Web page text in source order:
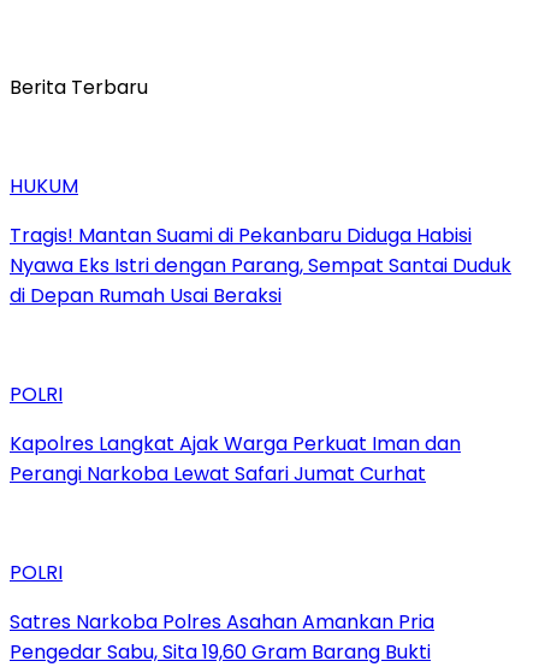
Berita Terbaru
HUKUM
Tragis! Mantan Suami di Pekanbaru Diduga Habisi
Nyawa Eks Istri dengan Parang, Sempat Santai Duduk
di Depan Rumah Usai Beraksi
POLRI
Kapolres Langkat Ajak Warga Perkuat Iman dan
Perangi Narkoba Lewat Safari Jumat Curhat
POLRI
Satres Narkoba Polres Asahan Amankan Pria
Pengedar Sabu, Sita 19,60 Gram Barang Bukti